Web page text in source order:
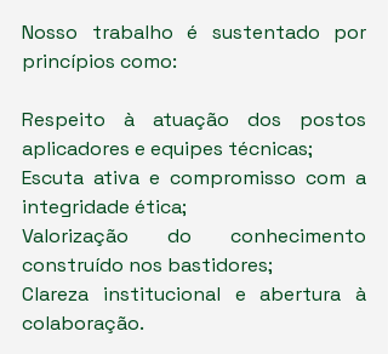
Nosso trabalho é sustentado por
princípios como:
Respeito à atuação dos postos
aplicadores e equipes técnicas;
Escuta ativa e compromisso com a
integridade ética;
Valorização do conhecimento
construído nos bastidores;
Clareza institucional e abertura à
colaboração.